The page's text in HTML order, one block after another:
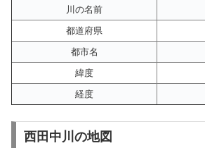
川の名前
都道府県
都市名
緯度
経度
西田中川の地図